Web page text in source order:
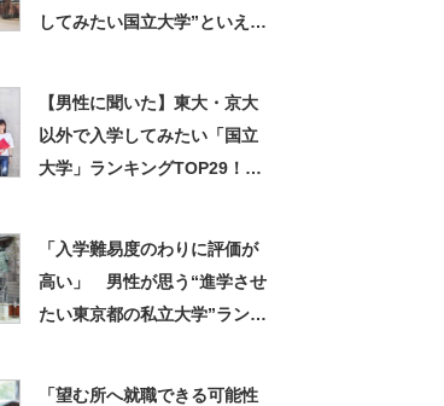
してみたい国立大学”といえ
【男性に聞いた】東大・京大
以外で入学してみたい「国立
大学」ランキングTOP29！
「入学難易度のわりに評価が
高い」 男性が思う“進学させ
たい東京都の私立大学”ランキ
「望む所へ就職できる可能性